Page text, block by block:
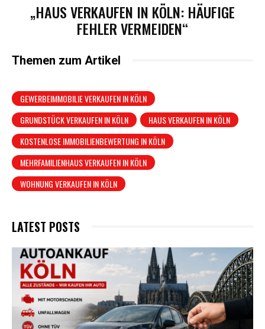
„HAUS VERKAUFEN IN KÖLN: HÄUFIGE
FEHLER VERMEIDEN“
Themen zum Artikel
GEWERBEIMMOBILIE VERKAUFEN IN KÖLN
GRUNDSTÜCK VERKAUFEN IN KÖLN
HAUS VERKAUFEN IN KÖLN
KOSTENLOSE IMMOBILIENBEWERTUNG IN KÖLN
MEHRFAMILIENHAUS VERKAUFEN IN KÖLN
WOHNUNG VERKAUFEN IN KÖLN
LATEST POSTS